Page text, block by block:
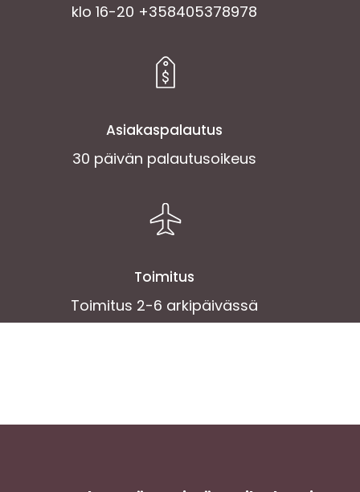
klo 16-20 +358405378978
Asiakaspalautus
30 päivän palautusoikeus
Toimitus
Toimitus 2-6 arkipäivässä